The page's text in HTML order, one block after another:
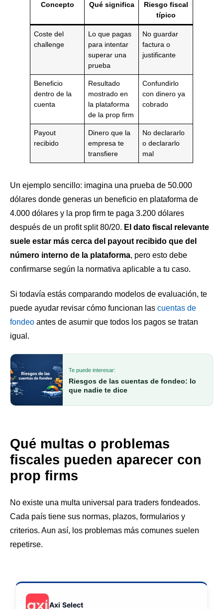
Concepto Qué significa
Riesgo fiscal
típico
Coste del
challenge
Lo que pagas
para intentar
superar una
prueba
No guardar
factura o
justificante
Beneficio
dentro de la
cuenta
Resultado
mostrado en
la plataforma
de la prop firm
Confundirlo
con dinero ya
cobrado
Payout
recibido
Dinero que la
empresa te
transfiere
No declararlo
o declararlo
mal
Un ejemplo sencillo: imagina una prueba de 50.000
dólares donde generas un beneficio en plataforma de
4.000 dólares y la prop firm te paga 3.200 dólares
después de un profit split 80/20. El dato fiscal relevante
suele estar más cerca del payout recibido que del
número interno de la plataforma, pero esto debe
confirmarse según la normativa aplicable a tu caso.
Si todavía estás comparando modelos de evaluación, te
puede ayudar revisar cómo funcionan las cuentas de
fondeo antes de asumir que todos los pagos se tratan
igual.
Te puede interesar:
Riesgos de las cuentas de fondeo: lo
que nadie te dice
Qué multas o problemas
fiscales pueden aparecer con
prop firms
No existe una multa universal para traders fondeados.
Cada país tiene sus normas, plazos, formularios y
criterios. Aun así, los problemas más comunes suelen
repetirse.
Axi Select